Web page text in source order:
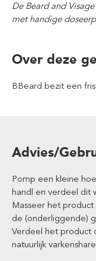
De Beard and
met handige
Over deze
BBeard bezit een
Advies/
Pomp een kleine
handl en verdeel dit
Masseer het
de (onderliggende)
Verdeel het product
natuurlijk